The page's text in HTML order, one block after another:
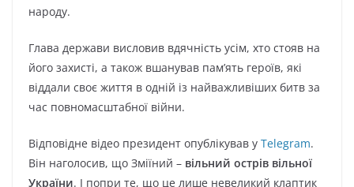
народу.
Глава держави висловив вдячність усім, хто стояв на
його захисті, а також вшанував пам’ять героїв, які
віддали своє життя в одній із найважливіших битв за
час повномасштабної війни.
Відповідне відео президент опублікував у Telegram.
Він наголосив, що Зміїний – вільний острів вільної
України. І попри те, що це лише невеликий клаптик